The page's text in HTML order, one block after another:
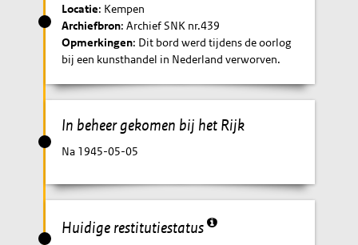
Locatie: Kempen
Archiefbron: Archief SNK nr.439
Opmerkingen: Dit bord werd tijdens de oorlog
bij een kunsthandel in Nederland verworven.
In beheer gekomen bij het Rijk
Na 1945-05-05
Huidige restitutiestatus